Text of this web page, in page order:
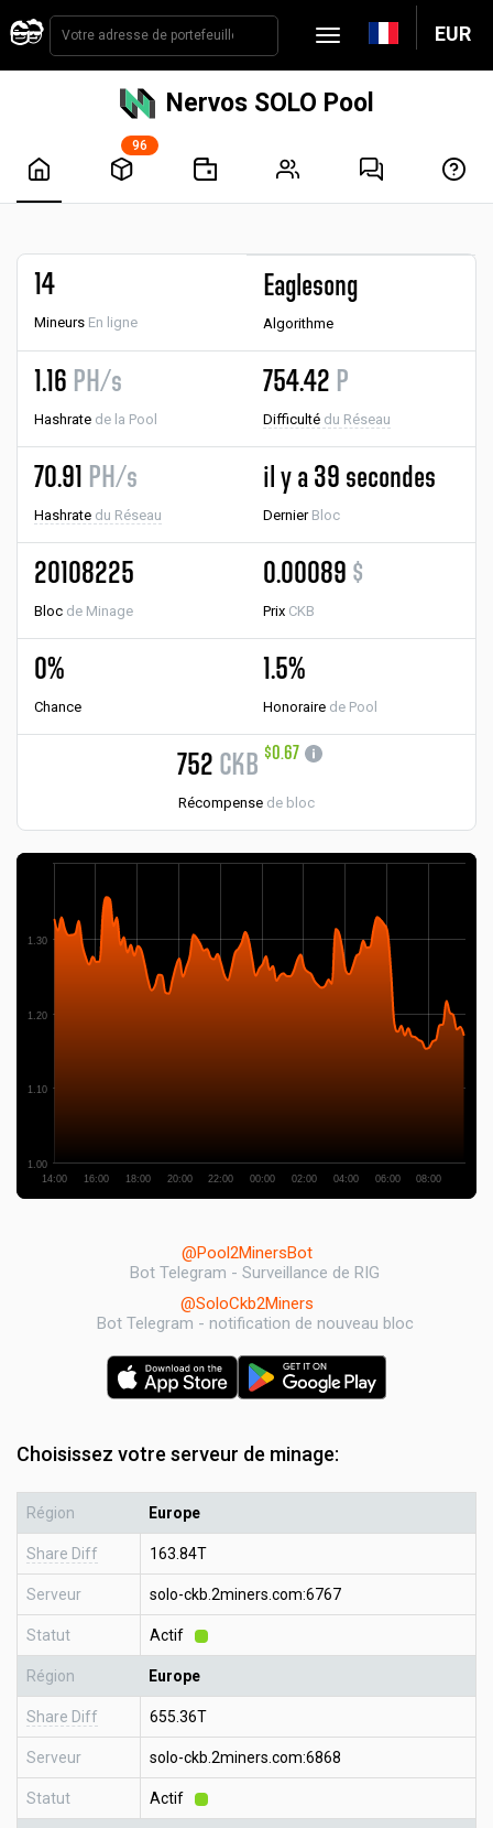
EUR
Nervos SOLO Pool
96
14
Mineurs En ligne
Eaglesong
Algorithme
1.16 PH/s
Hashrate de la Pool
754.42 P
Difficulté du Réseau
70.91 PH/s
Hashrate du Réseau
il y a 39 secondes
Dernier Bloc
20108225
Bloc de Minage
0.00089 $
Prix CKB
0%
Chance
1.5%
Honoraire de Pool
752 CKB $0.67
Récompense de bloc
14:00 16:00 18:00 20:00 22:00 00:00 02:00 04:00 06:00 08:00
1.00
1.10
1.20
1.30
@Pool2MinersBot
Bot Telegram - Surveillance de RIG
@SoloCkb2Miners
Bot Telegram - notification de nouveau bloc
Choisissez votre serveur de minage:
Région Europe
Share Diff 163.84T
Serveur solo-ckb.2miners.com:6767
Statut Actif
Région Europe
Share Diff 655.36T
Serveur solo-ckb.2miners.com:6868
Statut Actif